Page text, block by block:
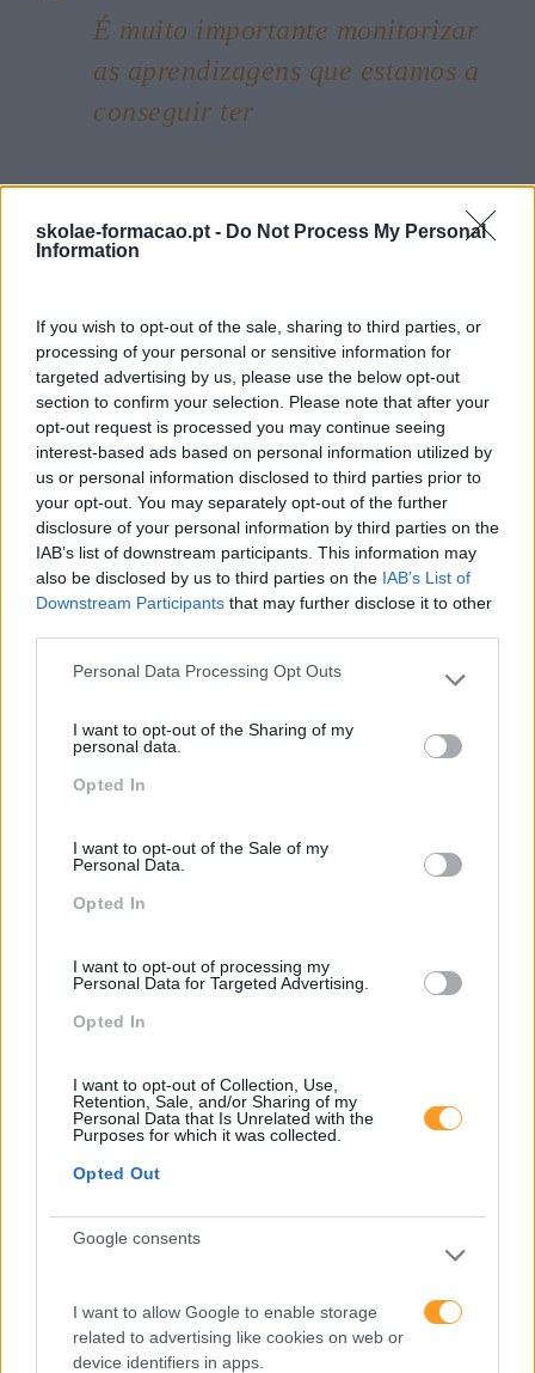
skolae-formacao.pt - Do Not Process My Personal
Information
If you wish to opt-out of the sale, sharing to third parties, or
processing of your personal or sensitive information for
targeted advertising by us, please use the below opt-out
section to confirm your selection. Please note that after your
opt-out request is processed you may continue seeing
interest-based ads based on personal information utilized by
us or personal information disclosed to third parties prior to
your opt-out. You may separately opt-out of the further
disclosure of your personal information by third parties on the
IAB’s list of downstream participants. This information may
also be disclosed by us to third parties on the IAB’s List of
Downstream Participants that may further disclose it to other
Please note that this website/app uses one or more Google
not limited to your visit or usage behaviour. You may click to
grant or deny consent to Google and its third-party tags to
use your data for below specified purposes in below Google
Personal Data Processing Opt Outs
I want to opt-out of the Sharing of my
personal data.
Opted In
I want to opt-out of the Sale of my
Personal Data.
Opted In
I want to opt-out of processing my
Personal Data for Targeted Advertising.
Opted In
I want to opt-out of Collection, Use,
Retention, Sale, and/or Sharing of my
Personal Data that Is Unrelated with the
Purposes for which it was collected.
Opted Out
Google consents
I want to allow Google to enable storage
related to advertising like cookies on web or
device identifiers in apps.
É muito importante monitorizar
as aprendizagens que estamos a
conseguir ter
No final, a aplicando dia-a-dia este “método” é muito
importante monitorizar as aprendizagens que estamos
a conseguir ter. E, nesse sentido, ter feito um
idioma que nos possa guiar e avaliar ao longo do tempo
é uma enorme mais-valia e um elemento motivacional
para fazer a aplicação deste método de forma
constante e consistente.
Anterior
QUE ABRE PORTAS PARA
EXPORH, O MAIOR
EVENTO DE RECURSOS
HUMANOS DE
TENDÊNCIAS E
Também Poderá Gostar
Calendário
Pesquisa